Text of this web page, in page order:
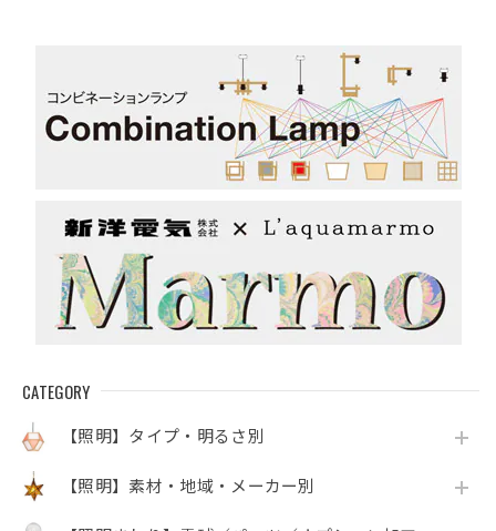
CATEGORY
【照明】タイプ・明るさ別
【照明】素材・地域・メーカー別